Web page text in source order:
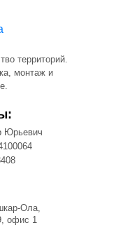
территорий.
монтаж и
Юрьевич
Ола,
офис 1